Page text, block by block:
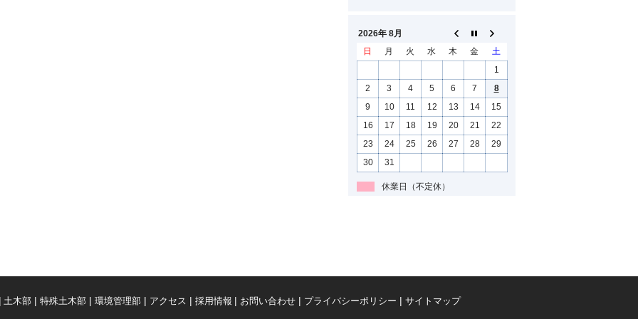
2026年 8月
日
月 火 水 木 金
土
1
2
3 4 5 6 7
8
9
10 11 12 13 14
15
16
17 18 19 20 21
22
23
24 25 26 27 28
29
30
31
休業日（不定休）
土木部 特殊土木部 環境管理部 アクセス 採用情報 お問い合わせ プライバシーポリシー サイトマップ